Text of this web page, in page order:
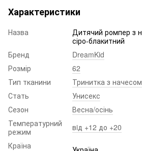
Характеристики
Назва
Дитячий ромпер з
сіро-блакитний
Бренд
DreamKid
Розмір
62
Тип тканини
Тринитка з начесом
Стать
Унисекс
Сезон
Весна/осінь
Температурний
режим
вiд +12 до +20
Країна